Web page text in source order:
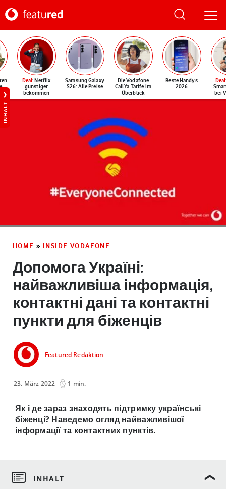
Deal: Netflix
günstiger
bekommen
Samsung Galaxy
S26: Alle Preise
Die Vodafone
CallYa-Tarife im
Überblick
Beste Handys
2026
Deal
bei
INHALT
HOME » INSIDE VODAFONE
Допомога Україні:
найважливіша інформація,
контактні дані та контактні
пункти для біженців
Featured Redaktion
23. März 2022 1 min.
Як і де зараз знаходять підтримку українські
біженці? Наведемо огляд найважливішої
інформації та контактних пунктів.